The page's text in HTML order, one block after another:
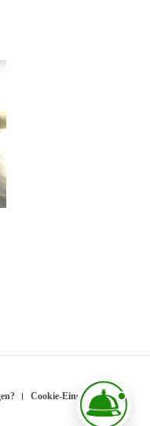
Cookie-Einstellungen